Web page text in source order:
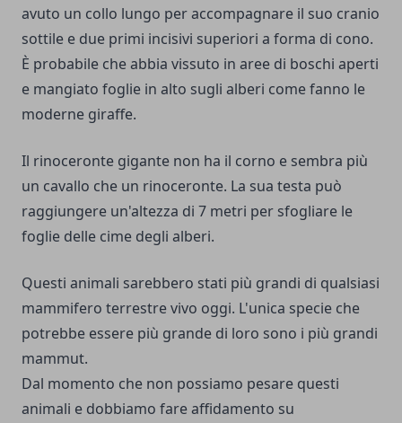
avuto un collo lungo per accompagnare il suo cranio
sottile e due primi incisivi superiori a forma di cono.
È probabile che abbia vissuto in aree di boschi aperti
e mangiato foglie in alto sugli alberi come fanno le
moderne giraffe.
Il rinoceronte gigante non ha il corno e sembra più
un cavallo che un rinoceronte. La sua testa può
raggiungere un'altezza di 7 metri per sfogliare le
foglie delle cime degli alberi.
Questi animali sarebbero stati più grandi di qualsiasi
mammifero terrestre vivo oggi. L'unica specie che
potrebbe essere più grande di loro sono i più grandi
mammut.
Dal momento che non possiamo pesare questi
animali e dobbiamo fare affidamento su